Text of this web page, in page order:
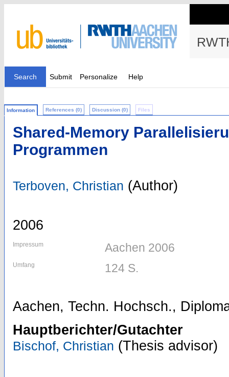
Search Submit Personalize Help
Information References (0) Discussion (0) Files
Shared-Memory
Programmen
Terboven, Christian (Author)
2006
Impressum Aachen 2006
Umfang 124 S.
Aachen, Techn. Hochsch.,
Hauptberichter/Gutachter
Bischof, Christian (Thesis advisor)